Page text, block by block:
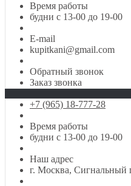
Время работы
будни с 13-00 до 19-00
E-mail
kupitkani@gmail.com
Обратный звонок
Заказ звонка
+7 (965) 18-777-28
Время работы
будни с 13-00 до 19-00
Наш адрес
г. Москва, Сигнальный